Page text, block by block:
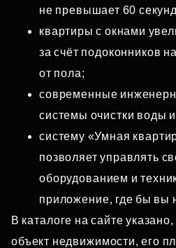
не превышает 60
квартиры с окнами
за счёт подоконников
от пола;
современные
системы очистки воды
систему «Умная
позволяет управлять
оборудованием и
приложение, где бы вы
В каталоге на сайте
объект недвижимости, его